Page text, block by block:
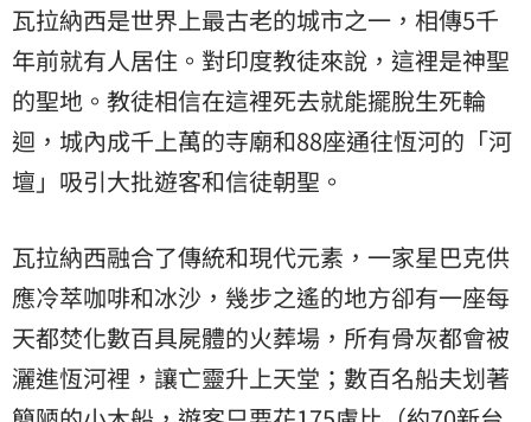
瓦拉納西是世界上最古老的城市之一，相傳5千
年前就有人居住。對印度教徒來說，這裡是神聖
的聖地。教徒相信在這裡死去就能擺脫生死輪
迴，城內成千上萬的寺廟和88座通往恆河的「河
壇」吸引大批遊客和信徒朝聖。
瓦拉納西融合了傳統和現代元素，一家星巴克供
應冷萃咖啡和冰沙，幾步之遙的地方卻有一座每
天都焚化數百具屍體的火葬場，所有骨灰都會被
灑進恆河裡，讓亡靈升上天堂；數百名船夫划著